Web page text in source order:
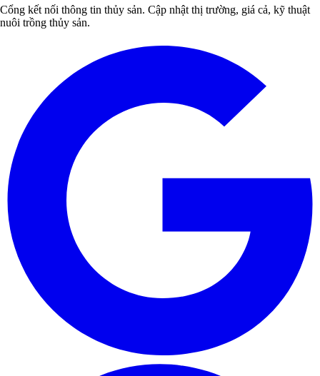
Cổng kết nối thông tin thủy sản. Cập nhật thị trường, giá cả, kỹ thuật
nuôi trồng thủy sản.